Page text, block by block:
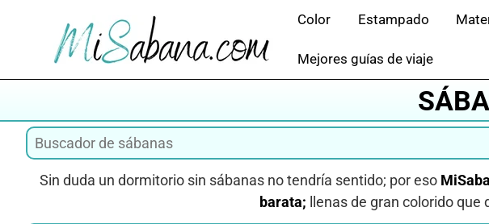
Color Estampado
Mejores guías de viaje
Sin duda un dormitorio sin sábanas no tendría sentido; por eso
barata;
llenas de gran colorido